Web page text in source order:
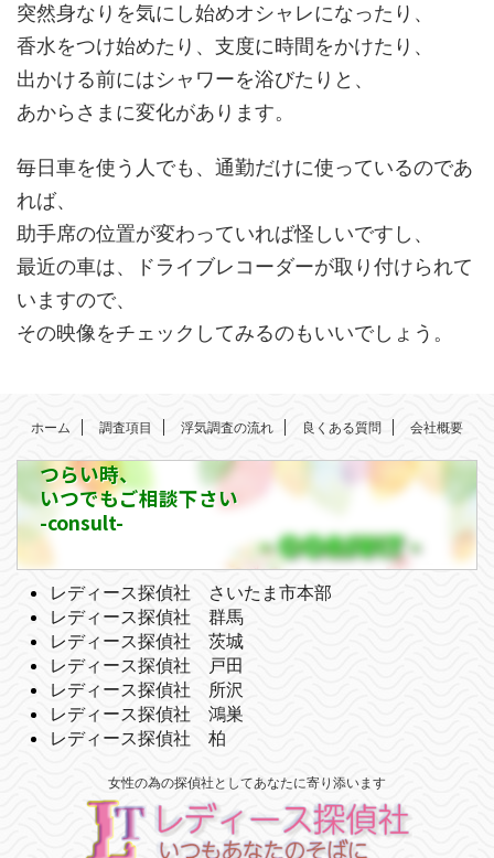
突然身なりを気にし始めオシャレになったり、
香水をつけ始めたり、支度に時間をかけたり、
出かける前にはシャワーを浴びたりと、
あからさまに変化があります。
毎日車を使う人でも、通勤だけに使っているのであ
れば、
助手席の位置が変わっていれば怪しいですし、
最近の車は、ドライブレコーダーが取り付けられて
いますので、
その映像をチェックしてみるのもいいでしょう。
ホーム 調査項目 浮気調査の流れ 良くある質問 会社概要
つらい時、
いつでもご相談下さい
-consult-
レディース探偵社 さいたま市本部
レディース探偵社 群馬
レディース探偵社 茨城
レディース探偵社 戸田
レディース探偵社 所沢
レディース探偵社 鴻巣
レディース探偵社 柏
女性の為の探偵社としてあなたに寄り添います